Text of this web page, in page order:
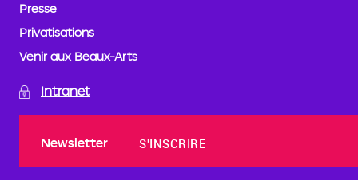
Presse
Privatisations
Venir aux Beaux-Arts
Intranet
Newsletter S'INSCRIRE